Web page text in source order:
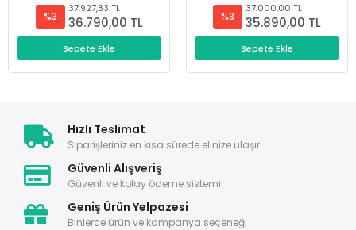
%3
37.927,83 TL
36.790,00 TL
Sepete Ekle
%3
37.000,00 TL
35.890,00 TL
Sepete Ekle
Hızlı Teslimat
Siparişleriniz en kısa sürede elinize ulaşır.
Güvenli Alışveriş
Güvenli ve kolay ödeme sistemi
Geniş Ürün Yelpazesi
Binlerce ürün ve kampanya seçeneği